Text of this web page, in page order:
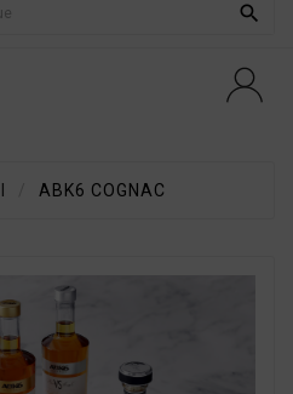

ABK6 COGNAC